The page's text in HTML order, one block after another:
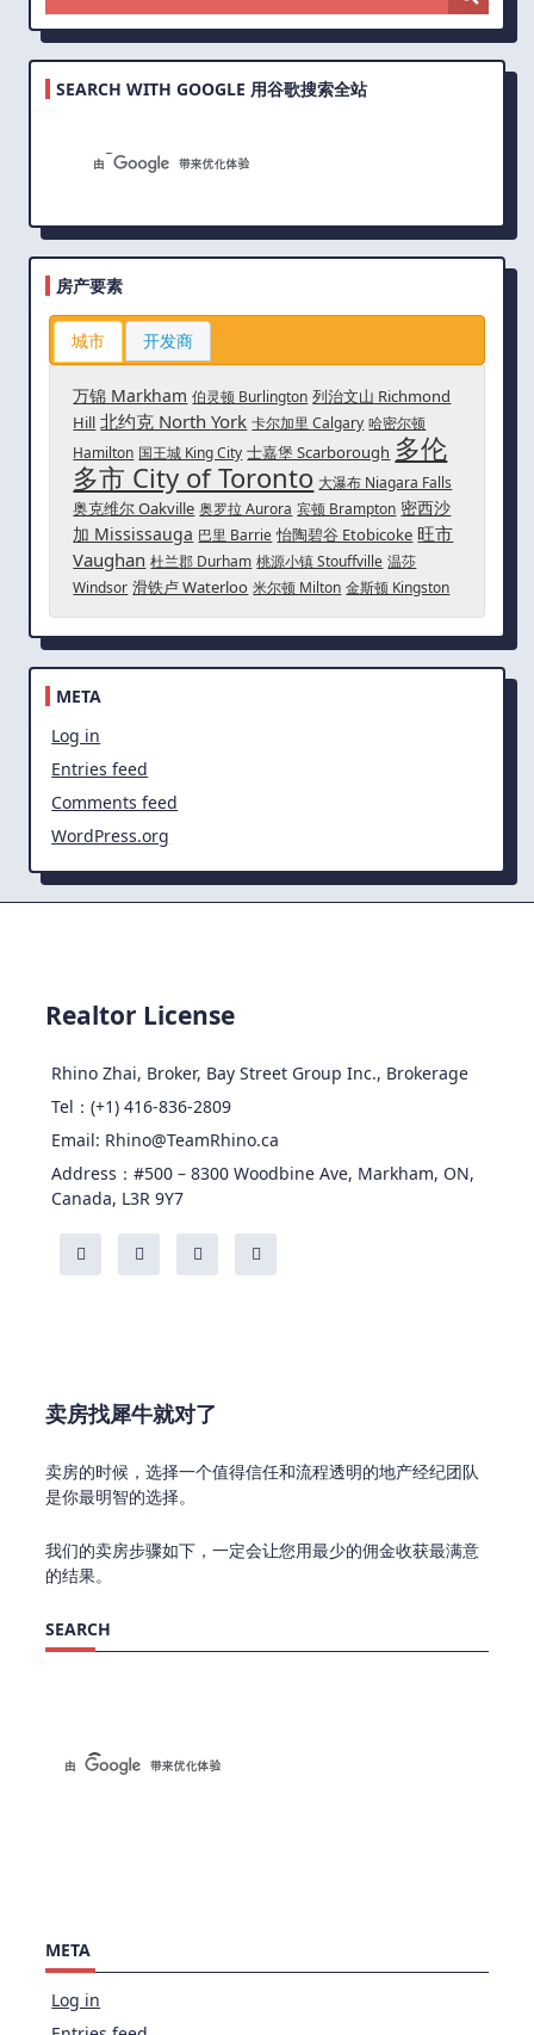
SEARCH WITH GOOGLE 用谷歌搜索全站
房产要素
城市 开发商
万锦 Markham 伯灵顿 Burlington 列治文山 Richmond
Hill 北约克 North York 卡尔加里 Calgary 哈密尔顿
Hamilton 国王城 King City 士嘉堡 Scarborough 多伦
多市 City of Toronto 大瀑布 Niagara Falls
奥克维尔 Oakville 奥罗拉 Aurora 宾顿 Brampton 密西沙
加 Mississauga 巴里 Barrie 怡陶碧谷 Etobicoke 旺市
Vaughan 杜兰郡 Durham 桃源小镇 Stouffville 温莎
Windsor 滑铁卢 Waterloo 米尔顿 Milton 金斯顿 Kingston
META
Log in
Entries feed
Comments feed
WordPress.org
Realtor License
Rhino Zhai, Broker, Bay Street Group Inc., Brokerage
Tel：(+1) 416-836-2809
Email: Rhino@TeamRhino.ca
Address：#500 – 8300 Woodbine Ave, Markham, ON,
Canada, L3R 9Y7
卖房找犀牛就对了
卖房的时候，选择一个值得信任和流程透明的地产经纪团队
是你最明智的选择。
我们的卖房步骤如下，一定会让您用最少的佣金收获最满意
的结果。
SEARCH
META
Log in